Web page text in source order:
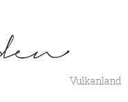
Vulkanland